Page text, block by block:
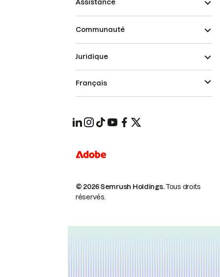
Assistance
Communauté
© 2026 Semrush Holdings.Tous droits
réservés.
Juridique
Français